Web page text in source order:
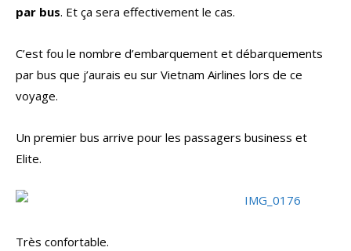
par bus. Et ça sera effectivement le cas.
C’est fou le nombre d’embarquement et débarquements
par bus que j’aurais eu sur Vietnam Airlines lors de ce
voyage.
Un premier bus arrive pour les passagers business et
Elite.
Très confortable.